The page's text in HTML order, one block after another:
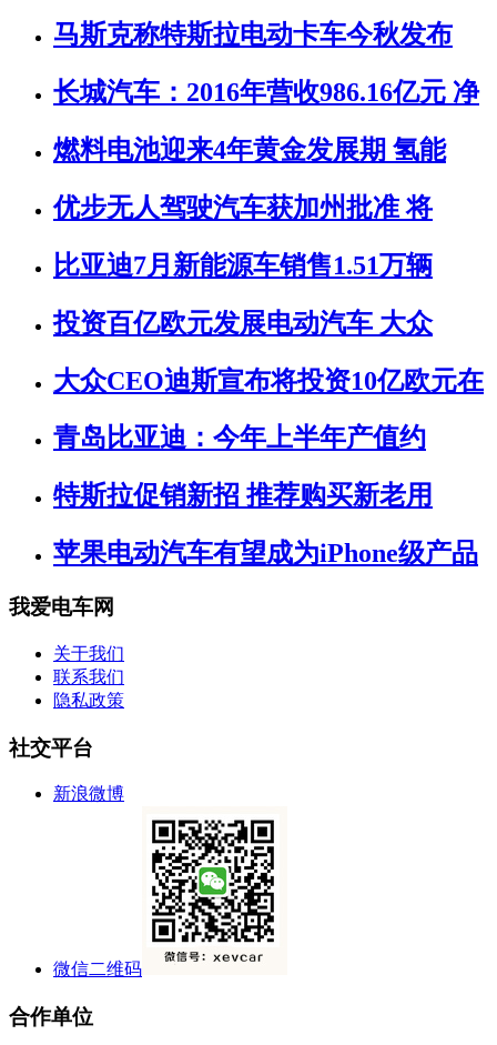
马斯克称特斯拉电动卡车今秋发布
长城汽车：2016年营收986.16亿元 净
燃料电池迎来4年黄金发展期 氢能
优步无人驾驶汽车获加州批准 将
比亚迪7月新能源车销售1.51万辆
投资百亿欧元发展电动汽车 大众
大众CEO迪斯宣布将投资10亿欧元在
青岛比亚迪：今年上半年产值约
特斯拉促销新招 推荐购买新老用
苹果电动汽车有望成为iPhone级产品
我爱电车网
关于我们
联系我们
隐私政策
社交平台
新浪微博
微信二维码
合作单位